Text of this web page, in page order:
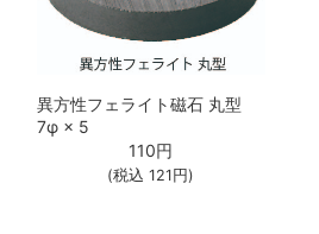
異方性フェライト磁石 丸型
7φ × 5
110円
(税込121 円)